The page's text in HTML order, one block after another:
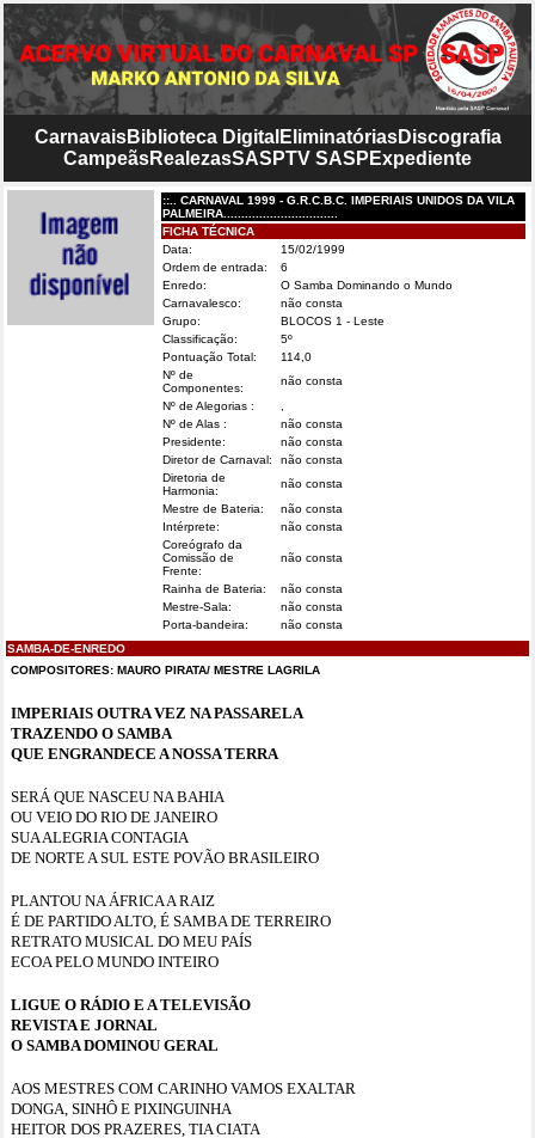
CarnavaisBiblioteca Digital EliminatóriasDiscografia
CampeãsRealezasSASPTV SASP Expediente
::.. CARNAVAL 1999 - G.R.C.B.C. IMPERIAIS UNIDOS DA VILA
PALMEIRA................................
FICHA TÉCNICA
Data:
15/02/1999
Ordem de entrada:
6
Enredo:
O Samba Dominando o Mundo
Carnavalesco:
não consta
Grupo:
BLOCOS 1 - Leste
Classificação:
5º
Pontuação Total:
114,0
Nº de
Componentes:
não consta
Nº de Alegorias :
Nº de Alas :
não consta
Presidente:
não consta
Diretor de Carnaval:
não consta
Diretoria de
Harmonia:
não consta
Mestre de Bateria:
não consta
Intérprete:
não consta
Coreógrafo da
Comissão de
Frente:
não consta
Rainha de Bateria:
não consta
Mestre-Sala:
não consta
Porta-bandeira:
não consta
SAMBA-DE-ENREDO
COMPOSITORES: MAURO PIRATA/ MESTRE LAGRILA
IMPERIAIS OUTRA VEZ NA PASSARELA
TRAZENDO O SAMBA
QUE ENGRANDECE A NOSSA TERRA
SERÁ QUE NASCEU NA BAHIA
OU VEIO DO RIO DE JANEIRO
SUA ALEGRIA CONTAGIA
DE NORTE A SUL ESTE POVÃO BRASILEIRO
PLANTOU NA ÁFRICA A RAIZ
É DE PARTIDO ALTO, É SAMBA DE TERREIRO
RETRATO MUSICAL DO MEU PAÍS
ECOA PELO MUNDO INTEIRO
LIGUE O RÁDIO E A TELEVISÃO
REVISTA E JORNAL
O SAMBA DOMINOU GERAL
AOS MESTRES COM CARINHO VAMOS EXALTAR
DONGA, SINHÔ E PIXINGUINHA
HEITOR DOS PRAZERES, TIA CIATA